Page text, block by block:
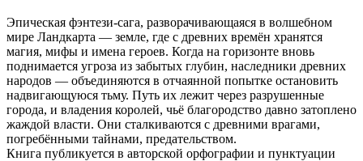
Эпическая фэнтези-сага, разворачивающаяся в волшебном
мире Ландкарта — земле, где с древних времён хранятся
магия, мифы и имена героев. Когда на горизонте вновь
поднимается угроза из забытых глубин, наследники древних
народов — объединяются в отчаянной попытке остановить
надвигающуюся тьму. Путь их лежит через разрушенные
города, и владения королей, чьё благородство давно затоплено
жаждой власти. Они сталкиваются с древними врагами,
погребёнными тайнами, предательством.
Книга публикуется в авторской орфографии и пунктуации